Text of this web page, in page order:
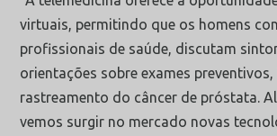
virtuais, permitindo que os homens
profissionais de saúde, discutam
orientações sobre exames
rastreamento do câncer de próstata.
vemos surgir no mercado novas